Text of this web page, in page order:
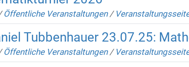
Öffentliche Veranstaltungen /
Tubbenhauer 23.07.25:
Öffentliche Veranstaltungen /